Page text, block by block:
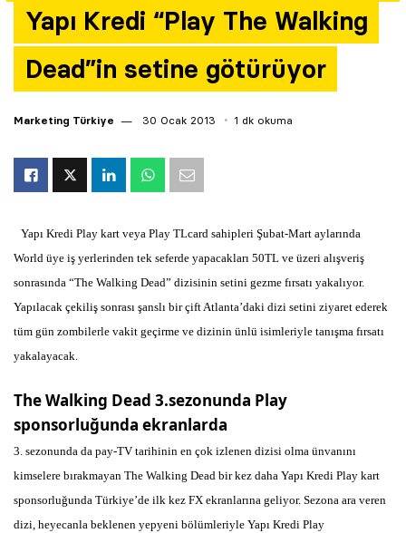
Yapı Kredi “Play The Walking
Dead”in setine götürüyor
Marketing Türkiye 30 Ocak 2013 1 dk okuma
Yapı Kredi Play kart veya Play TLcard sahipleri Şubat-Mart aylarında
World üye iş yerlerinden tek seferde yapacakları 50TL ve üzeri alışveriş
sonrasında “The Walking Dead” dizisinin setini gezme fırsatı yakalıyor.
Yapılacak çekiliş sonrası şanslı bir çift Atlanta’daki dizi setini ziyaret ederek
tüm gün zombilerle vakit geçirme ve dizinin ünlü isimleriyle tanışma fırsatı
yakalayacak.
The Walking Dead 3.sezonunda Play
sponsorluğunda ekranlarda
3. sezonunda da pay-TV tarihinin en çok izlenen dizisi olma ünvanını
kimselere bırakmayan The Walking Dead bir kez daha Yapı Kredi Play kart
sponsorluğunda Türkiye’de ilk kez FX ekranlarına geliyor. Sezona ara veren
dizi, heyecanla beklenen yepyeni bölümleriyle Yapı Kredi Play
Yazarlar
Araştırma